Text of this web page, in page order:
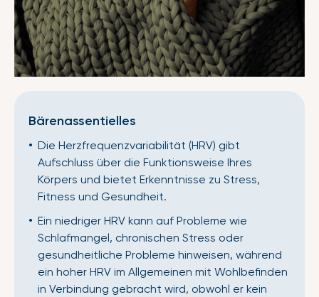
Bärenassentielles
Die Herzfrequenzvariabilität (HRV) gibt
Aufschluss über die Funktionsweise Ihres
Körpers und bietet Erkenntnisse zu Stress,
Fitness und Gesundheit.
Ein niedriger HRV kann auf Probleme wie
Schlafmangel, chronischen Stress oder
gesundheitliche Probleme hinweisen, während
ein hoher HRV im Allgemeinen mit Wohlbefinden
in Verbindung gebracht wird, obwohl er kein